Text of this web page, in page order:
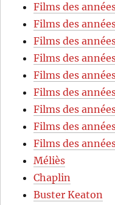
Films des
Films des
Films des
Films des
Films des
Films des
Films des
Films des
Films des
Méliès
Chaplin
Buster Keaton